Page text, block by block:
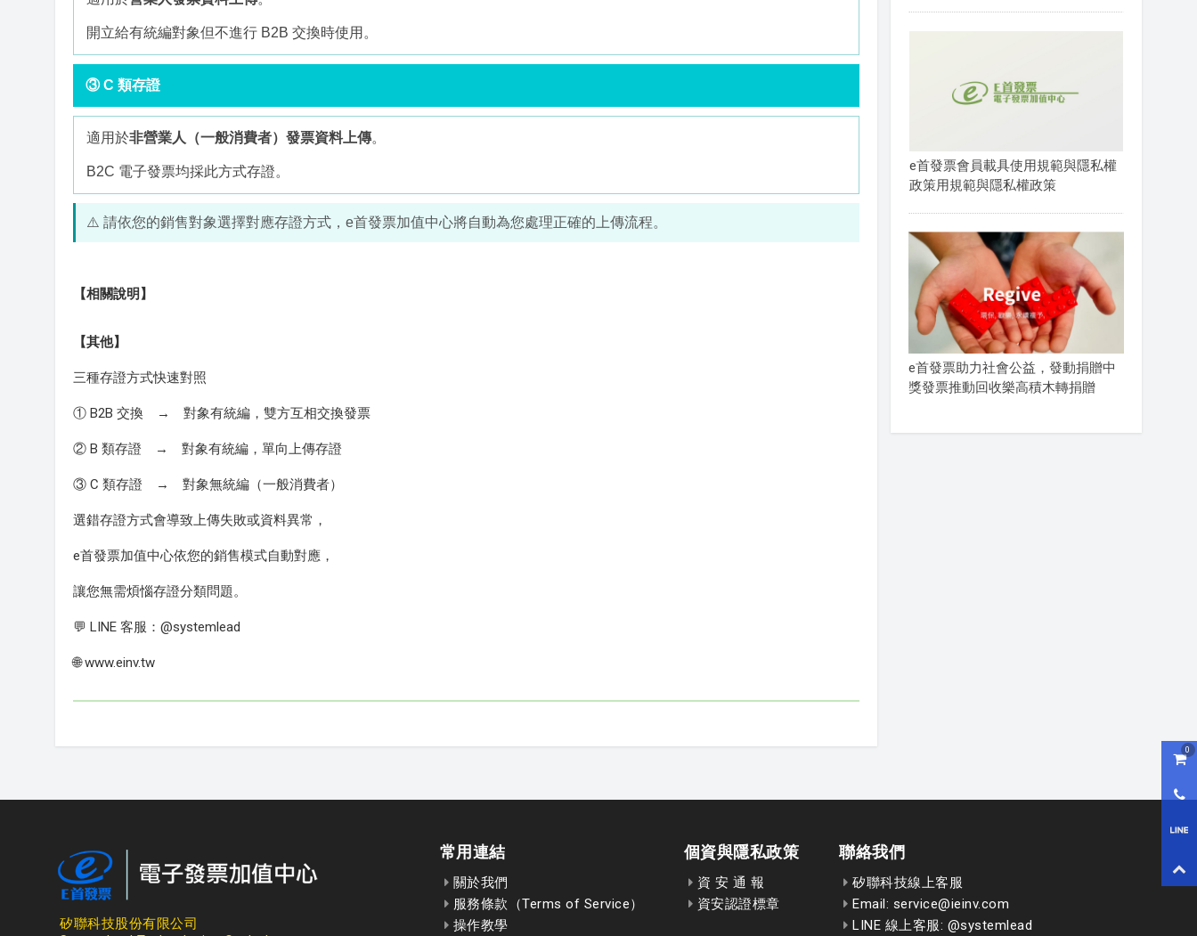
購
0
回
開立給有統編對象但不進行 B2B 交換時使用。
③ C 類存證
適用於非營業人（一般消費者）發票資料上傳。
B2C 電子發票均採此方式存證。
⚠️ 請依您的銷售對象選擇對應存證方式，e首發票加值中心將自動為您處理正確的上傳流程。
【相關說明】
【其他】
三種存證方式快速對照
① B2B 交換 → 對象有統編，雙方互相交換發票
② B 類存證 → 對象有統編，單向上傳存證
③ C 類存證 → 對象無統編（一般消費者）
選錯存證方式會導致上傳失敗或資料異常，
e首發票加值中心依您的銷售模式自動對應，
讓您無需煩惱存證分類問題。
💬 LINE 客服：@systemlead
🌐 www.einv.tw
e首發票會員載具使用規範與隱私權
政策用規範與隱私權政策
e首發票助力社會公益，發動捐贈中
獎發票推動回收樂高積木轉捐贈
矽聯科技股份有限公司
常用連結
關於我們
服務條款（Terms of Service）
操作教學
個資與隱私政策
資 安 通 報
資安認證標章
聯絡我們
矽聯科技線上客服
Email: service@ieinv.com
LINE 線上客服: @systemlead